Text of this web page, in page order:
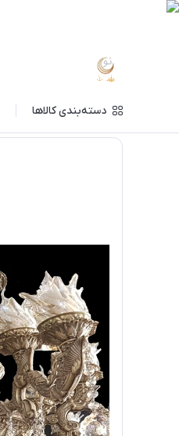
دسته‌بندی کالاهاماه نو / فهرست محصولات